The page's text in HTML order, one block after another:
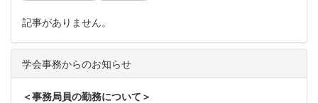
記事がありません。
学会事務からのお知らせ
＜事務局員の勤務について＞